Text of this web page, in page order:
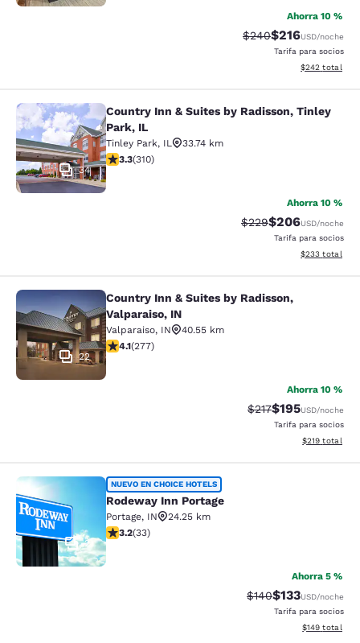
Ahorra 10 %
Tarifa tachada:
$240Tarifa reducida:
$216USD/noche
Tarifa para socios
Ver detalles
$242 total
Country Inn & Suites by Radisson,
34
Country Inn & Suites by Radisson, Tinley
Park, IL
Tinley Park, IL
33.74 km
Calificación de 3.32 estrellas. Bueno. 310 reseñas
3.3(310)
Ahorra 10 %
Tarifa tachada:
$229Tarifa reducida:
$206USD/noche
Tarifa para socios
Ver detalles
$233 total
Country Inn & Suites by Radisson,
22
Country Inn & Suites by Radisson,
Valparaiso, IN
Valparaiso, IN
40.55 km
Calificación de 4.14 estrellas. Muy bueno. 277 reseñas
4.1(277)
Ahorra 10 %
Tarifa tachada:
$217Tarifa reducida:
$195USD/noche
Tarifa para socios
Ver detalles
$219 total
Rodeway Inn Portage
2
NUEVO EN CHOICE HOTELS
Rodeway Inn Portage
Portage, IN
24.25 km
Calificación de 3.18 estrellas. Bueno. 33 reseñas
3.2(33)
Ahorra 5 %
Tarifa tachada:
$140Tarifa reducida:
$133USD/noche
Tarifa para socios
Ver detalles
$149 total